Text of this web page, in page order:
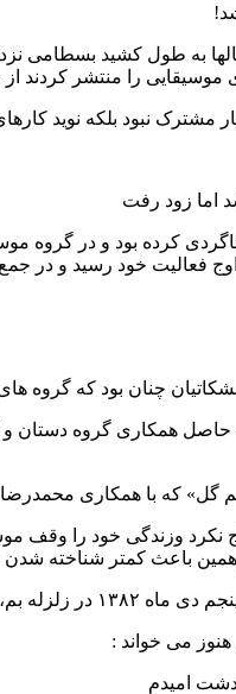
به طول کشید بسطامی
موسیقایی را منتشر کردند
کار مشترک نبود بلکه نوید
اما زود رفت
کرده بود و در گروه
چنان بود که گروه
حاصل همکاری گروه دستان
گل» که با همکاری محمدرضا
نکرد وزندگی خود را وقف
و همین باعث کمتر شناخته
و با تصنیف ها و خوانده های اش خاطراتشان را ساختند.
می خواند :
امیدم